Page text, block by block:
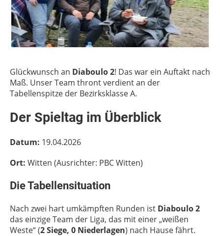
Glückwunsch an Diaboulo 2! Das war ein Auftakt nach
Maß. Unser Team thront verdient an der
Tabellenspitze der Bezirksklasse A.
Der Spieltag im Überblick
Datum: 19.04.2026
Ort: Witten (Ausrichter: PBC Witten)
Die Tabellensituation
Nach zwei hart umkämpften Runden ist Diaboulo 2
das einzige Team der Liga, das mit einer „weißen
Weste“ (2 Siege, 0 Niederlagen) nach Hause fährt.